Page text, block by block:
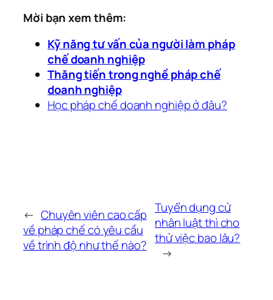
Mời bạn xem thêm:
Kỹ năng tư vấn của người làm pháp
chế doanh nghiệp
Thăng tiến trong nghề pháp chế
doanh nghiệp
Học pháp chế doanh nghiệp ở đâu?
← Chuyên viên cao cấp
về pháp chế có yêu cầu
về trình độ như thế nào?
Tuyển dụng cử
nhân luật thì cho
thử việc bao lâu?
→